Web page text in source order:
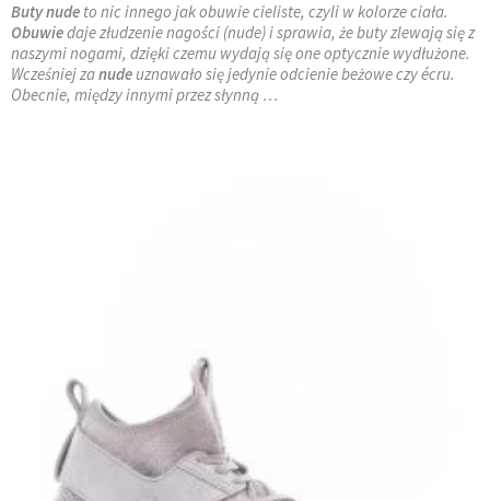
Buty nude to nic innego jak obuwie cieliste, czyli w kolorze ciała.
Obuwiedaje złudzenie nagości (nude) i sprawia, że buty zlewają się z
naszymi nogami, dzięki czemu wydają się one optycznie wydłużone.
Wcześniej zanude uznawało się jedynie odcienie beżowe czy écru.
Obecnie, między innymi przez słynną …